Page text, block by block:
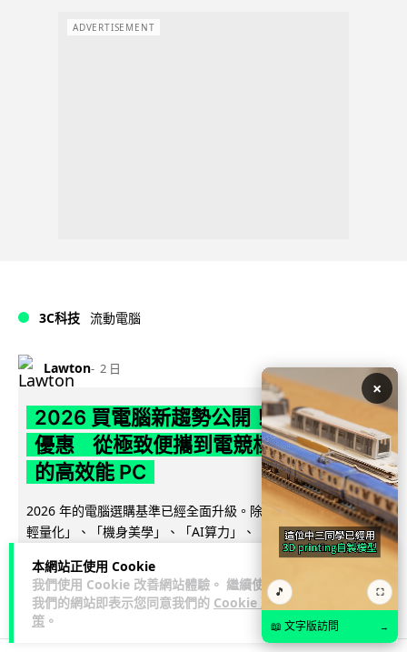
本網站正使用 Cookie
我們使用 Cookie 改善網站體驗。 繼續使用
我們的網站即表示您同意我們的 Cookie 政
策 。
ADVERTISEMENT
3C科技 流動電腦
Lawton 2 日
2026 買電腦新趨勢公開！ 如何享最多
優惠 從極致便攜到電競標竿 揀選啱你
的高效能 PC
2026 年的電腦選購基準已經全面升級。除了基本效能，「極致
輕量化」、「機身美學」、「AI算力」、「前瞻技術加持」以
46 11 ↗ 分享
×
🎵 ⛶
📖 文字版訪問 →